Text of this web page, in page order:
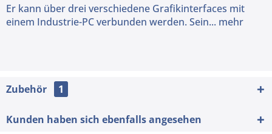
Er kann über drei verschiedene Grafikinterfaces mit
einem Industrie-PC verbunden werden. Sein... mehr
Zubehör 1
Kunden haben sich ebenfalls angesehen